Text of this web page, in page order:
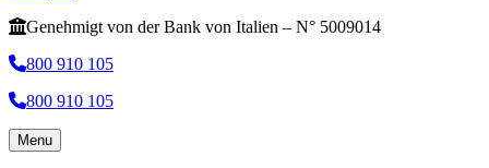
Genehmigt von der Bank von Italien – N° 5009014
800 910 105
800 910 105
Menu